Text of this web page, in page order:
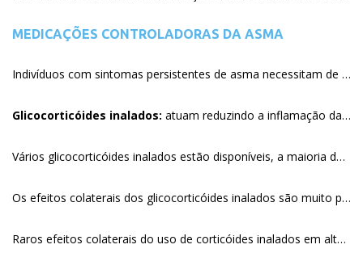
MEDICAÇÕES CONTROLADORAS DA ASMA
Indivíduos com sintomas persistentes de asma necessitam de medicação diária para manter sua asma controlada. Medicações tomadas diariamente para asma são chamadas “controladores de longo prazo”.
Glicocorticóides inalados: atuam reduzindo a inflamação das vias aéreas ao longo do tempo. O tratamento regular com corticoesteróides inalados reduz a frequência dos sintomas (e necessidade de uso de broncodilatador de alívio), melhora a qualidade de vida e diminui os riscos de crises graves.
Vários glicocorticóides inalados estão disponíveis, a maioria dos quais tomados uma ou duas vezes ao dia. Um broncodilatador inalado é ainda usado quando necessário para alívios dos sintomas e antes da exposição a disparadores de asma.
Os efeitos colaterais dos glicocorticóides inalados são muito pouco comparados com os glicocorticóides usados como comprimidos ou líquidos via oral porque muito pouco da medicação é absorvida para a corrente sanguínea. O efeito colateral mais comum dos glicocorticóides inalados em baixa dose é a candidíase (sapinho) oral. Pode ser prevenida com uso de espaçador e bochechar/lavar os dentes e língua imediatamente após a inalação. Rouquidão e dor de garganta são efeitos colaterais menos comuns que são usualmente manejados com a troca para diferentes preparações de glicocorticóides.
Raros efeitos colaterais do uso de corticóides inalados em altas doses incluem catarata, aumento da pressão intra-ocular (glaucoma), e aumento da perda de massa óssea (osteoporose). O risco dessas complicações é muito menor com glicocorticóides inalados comparados aos glicocorticóides orais (ex: prednisona). Entretanto, todo esforço deve ser feito para usar a menor dose possível que controla os sintomas e minimiza os riscos de ataques de asma.